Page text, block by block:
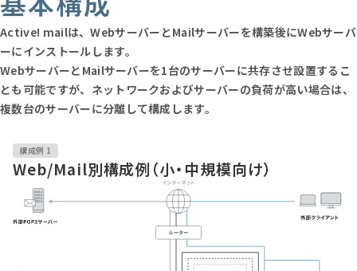
Active! mailは、WebサーバーとMailサーバーを構築後にWebサーバ
ーにインストールします。
WebサーバーとMailサーバーを1台のサーバーに共存させ設置するこ
とも可能ですが、ネットワークおよびサーバーの負荷が高い場合は、
複数台のサーバーに分離して構成します。
構成例 1
Web/Mail別構成例（小・中規模向け）